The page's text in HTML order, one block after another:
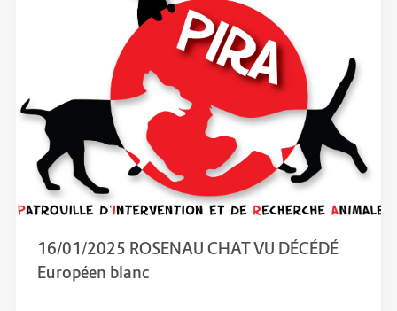
16/01/2025 ROSENAU CHAT VU DÉCÉDÉ
Européen blanc